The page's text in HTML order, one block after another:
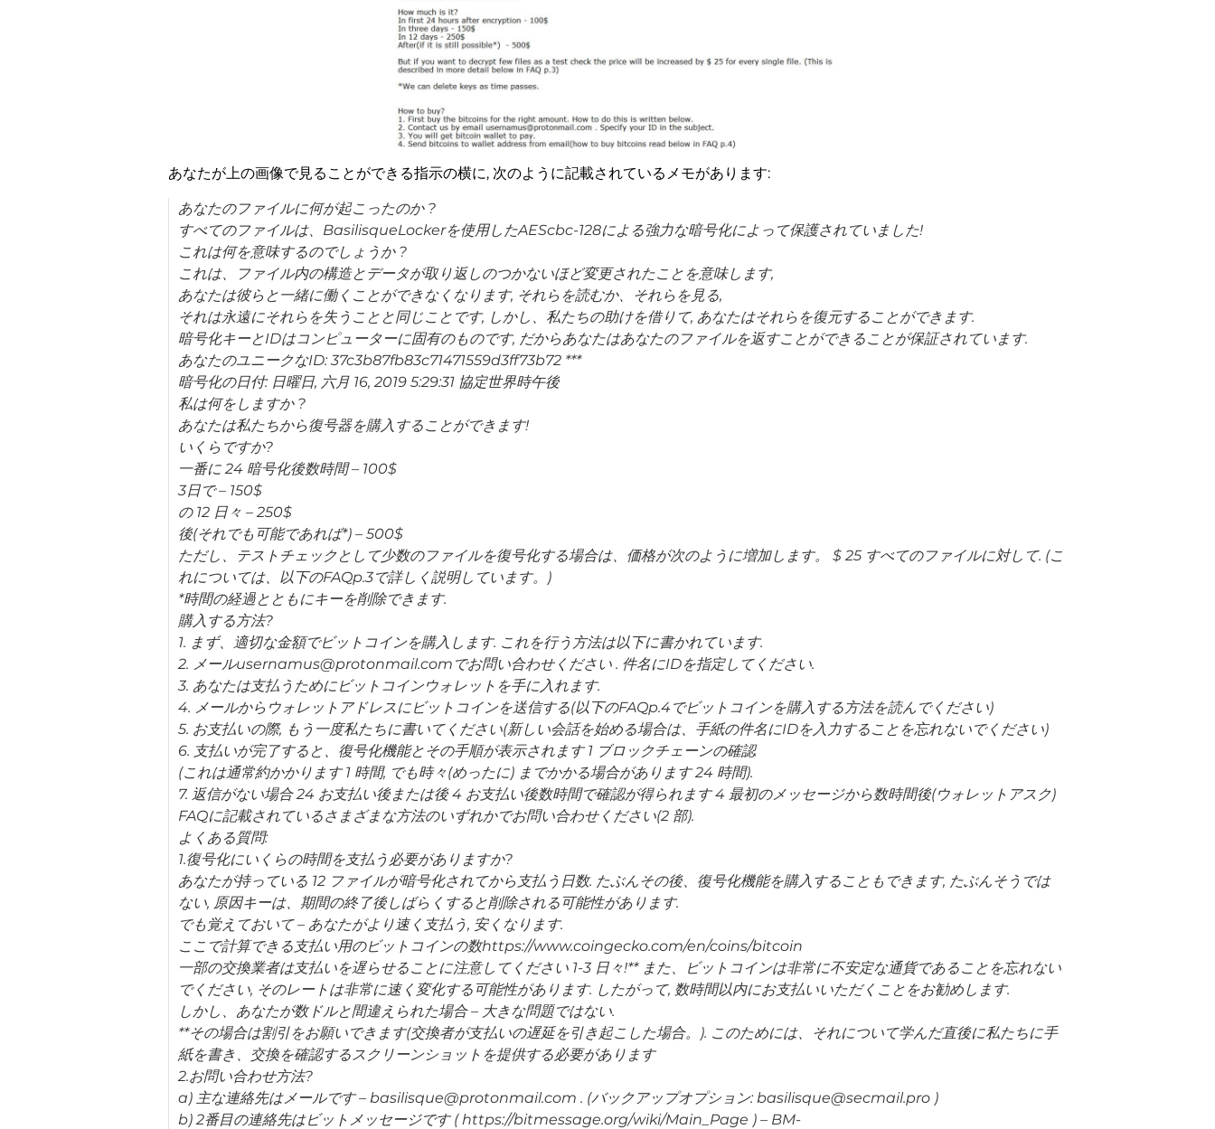
あなたが上の画像で見ることができる指示の横に, 次のように記載されているメモがあります:
あなたのファイルに何が起こったのか ?
すべてのファイルは、BasilisqueLockerを使用したAEScbc-128による強力な暗号化によって保護されていました!
これは何を意味するのでしょうか ?
これは、ファイル内の構造とデータが取り返しのつかないほど変更されたことを意味します,
あなたは彼らと一緒に働くことができなくなります, それらを読むか、それらを見る,
それは永遠にそれらを失うことと同じことです, しかし、私たちの助けを借りて, あなたはそれらを復元することができます.
暗号化キーとIDはコンピューターに固有のものです, だからあなたはあなたのファイルを返すことができることが保証されています.
あなたのユニークなID: 37c3b87fb83c71471559d3ff73b72 ***
暗号化の日付: 日曜日, 六月 16, 2019 5:29:31 協定世界時午後
私は何をしますか ?
あなたは私たちから復号器を購入することができます!
いくらですか?
一番に 24 暗号化後数時間 – 100$
3日で – 150$
の 12 日々 – 250$
後(それでも可能であれば*) – 500$
ただし、テストチェックとして少数のファイルを復号化する場合は、価格が次のように増加します。 $ 25 すべてのファイルに対して. (こ
れについては、以下のFAQp.3で詳しく説明しています。)
*時間の経過とともにキーを削除できます.
購入する方法?
1. まず、適切な金額でビットコインを購入します. これを行う方法は以下に書かれています.
2. メールusernamus@protonmail.comでお問い合わせください . 件名にIDを指定してください.
3. あなたは支払うためにビットコインウォレットを手に入れます.
4. メールからウォレットアドレスにビットコインを送信する(以下のFAQp.4でビットコインを購入する方法を読んでください)
5. お支払いの際, もう一度私たちに書いてください(新しい会話を始める場合は、手紙の件名にIDを入力することを忘れないでください)
6. 支払いが完了すると、復号化機能とその手順が表示されます 1 ブロックチェーンの確認
(これは通常約かかります 1 時間, でも時々(めったに) までかかる場合があります 24 時間).
7. 返信がない場合 24 お支払い後または後 4 お支払い後数時間で確認が得られます 4 最初のメッセージから数時間後(ウォレットアスク)
FAQに記載されているさまざまな方法のいずれかでお問い合わせください(2 部).
よくある質問:
1.復号化にいくらの時間を支払う必要がありますか?
あなたが持っている 12 ファイルが暗号化されてから支払う日数. たぶんその後、復号化機能を購入することもできます, たぶんそうでは
ない, 原因キーは、期間の終了後しばらくすると削除される可能性があります.
でも覚えておいて – あなたがより速く支払う, 安くなります.
ここで計算できる支払い用のビットコインの数https://www.coingecko.com/en/coins/bitcoin
一部の交換業者は支払いを遅らせることに注意してください 1-3 日々!** また、ビットコインは非常に不安定な通貨であることを忘れない
でください, そのレートは非常に速く変化する可能性があります. したがって, 数時間以内にお支払いいただくことをお勧めします.
しかし、あなたが数ドルと間違えられた場合 – 大きな問題ではない.
**その場合は割引をお願いできます(交換者が支払いの遅延を引き起こした場合。). このためには、それについて学んだ直後に私たちに手
紙を書き、交換を確認するスクリーンショットを提供する必要があります
2.お問い合わせ方法?
a) 主な連絡先はメールです – basilisque@protonmail.com . (バックアップオプション: basilisque@secmail.pro )
b) 2番目の連絡先はビットメッセージです ( https://bitmessage.org/wiki/Main_Page ) – BM-